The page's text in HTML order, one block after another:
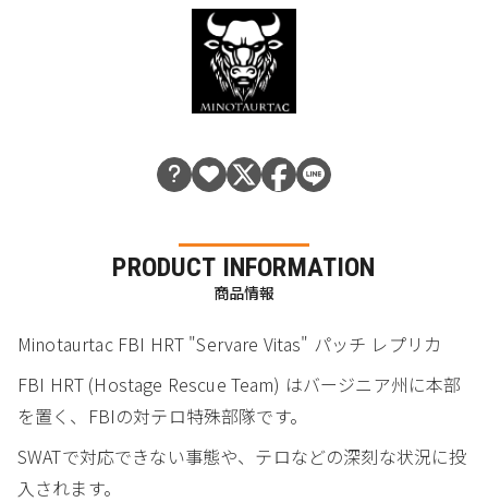
PRODUCT INFORMATION
商品情報
Minotaurtac FBI HRT "Servare Vitas" パッチ レプリカ
FBI HRT (Hostage Rescue Team) はバージニア州に本部
を置く、FBIの対テロ特殊部隊です。
SWATで対応できない事態や、テロなどの深刻な状況に投
入されます。